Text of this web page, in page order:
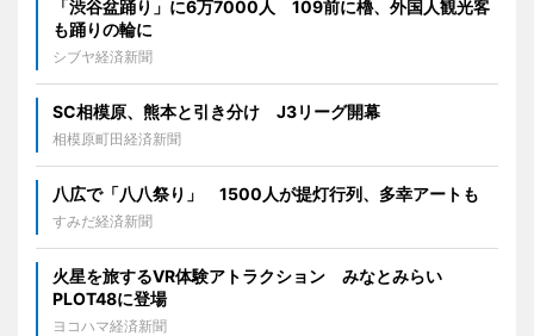
「渋谷盆踊り」に6万7000人 109前に櫓、外国人観光客
も踊りの輪に
シブヤ経済新聞
SC相模原、熊本と引き分け J3リーグ開幕
相模原町田経済新聞
八広で「八八祭り」 1500人が提灯行列、多幸アートも
すみだ経済新聞
火星を旅するVR体験アトラクション みなとみらい
PLOT48に登場
ヨコハマ経済新聞